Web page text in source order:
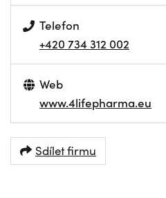
Telefon
+420 734 312 002
Web
www.4lifepharma.eu
Sdílet firmu